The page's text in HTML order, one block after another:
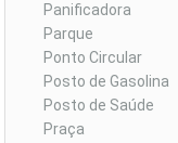
Panificadora
Parque
Ponto Circular
Posto de Gasolina
Posto de Saúde
Praça